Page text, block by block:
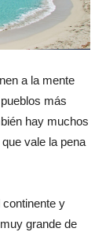
a la mente
más
hay muchos
vale la pena
y
grande de